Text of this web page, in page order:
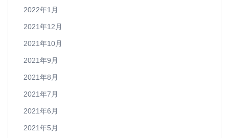
2022年1月
2021年12月
2021年10月
2021年9月
2021年8月
2021年7月
2021年6月
2021年5月